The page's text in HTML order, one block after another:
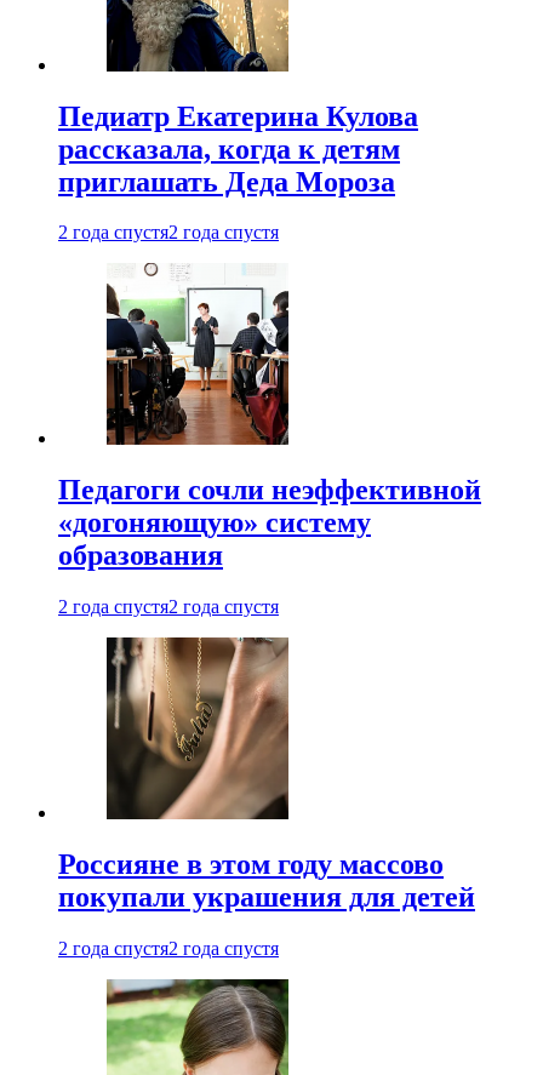
Педиатр Екатерина Кулова
рассказала, когда к детям
приглашать Деда Мороза
2 года спустя2 года спустя
Педагоги сочли неэффективной
«догоняющую» систему
образования
2 года спустя2 года спустя
Россияне в этом году массово
покупали украшения для детей
2 года спустя2 года спустя